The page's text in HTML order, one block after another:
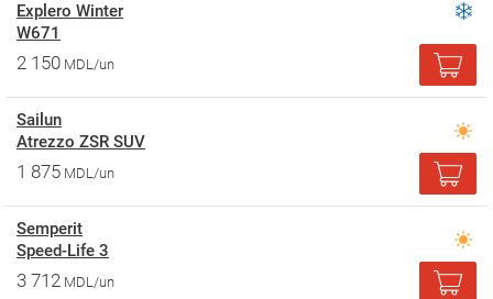
Explero Winter
W671
2 150 MDL/un
Sailun
Atrezzo ZSR SUV
1 875 MDL/un
Semperit
Speed-Life 3
3 712 MDL/un